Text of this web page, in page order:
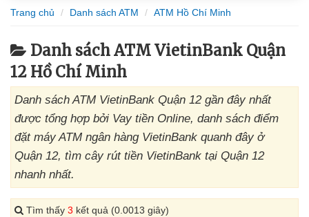
Trang chủ Danh sách ATM ATM Hồ Chí Minh
Danh sách ATM VietinBank Quận
12 Hồ Chí Minh
Danh sách ATM VietinBank Quận 12 gần đây nhất
được tổng hợp bởi Vay tiền Online, danh sách điểm
đặt máy ATM ngân hàng VietinBank quanh đây ở
Quận 12, tìm cây rút tiền VietinBank tại Quận 12
nhanh nhất.
Tìm thấy 3 kết quả (0.0013 giây)